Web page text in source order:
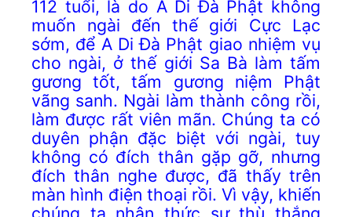
112 tuổi, là do A Di Đà Phật không
muốn ngài đến thế giới Cực Lạc
sớm, để A Di Đà Phật giao nhiệm vụ
cho ngài, ở thế giới Sa Bà làm tấm
gương tốt, tấm gương niệm Phật
vãng sanh. Ngài làm thành công rồi,
làm được rất viên mãn. Chúng ta có
duyên phận đặc biệt với ngài, tuy
không có đích thân gặp gỡ, nhưng
đích thân nghe được, đã thấy trên
màn hình điện thoại rồi. Vì vậy, khiến